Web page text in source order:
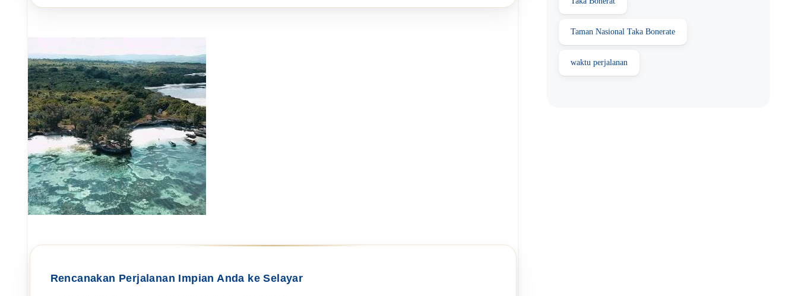
Rencanakan Perjalanan Impian Anda ke Selayar
Taman Nasional Taka Bonerate
waktu perjalanan